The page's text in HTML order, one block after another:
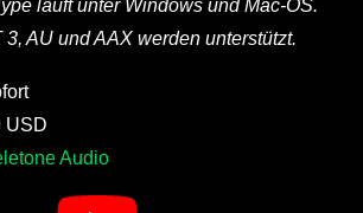
läuft unter Windows und Mac-OS.
AU und AAX werden unterstützt.
USD
Audio